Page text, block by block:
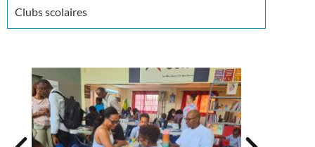
Clubs scolaires